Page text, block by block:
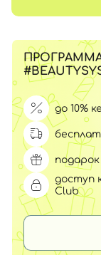
до 10%
подарок
доступ
Club